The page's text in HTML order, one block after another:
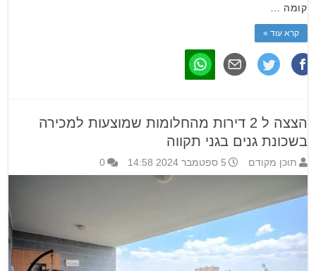
קומה …
קרא עוד »
הצצה ל 2 דירות מהחלומות שמוצעות למכירה
בשכונת גנים בגני תקווה
תוכן מקודם 5 ספטמבר 2024 14:58 0